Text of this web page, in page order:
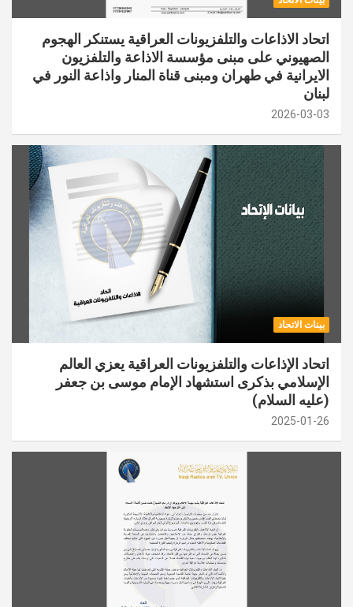
اتحاد الاذاعات والتلفزيونات العراقية يستنكر الهجوم
الصهيوني على مبنى مؤسسة الاذاعة والتلفزيون
الايرانية في طهران ومبنى قناة المنار واذاعة النور في
لبنان
2026-03-03
بينات الاتحاد
اتحاد الإذاعات والتلفزيونات العراقية يعزي العالم
الإسلامي بذكرى استشهاد الإمام موسى بن جعفر
(عليه السلام)
2025-01-26